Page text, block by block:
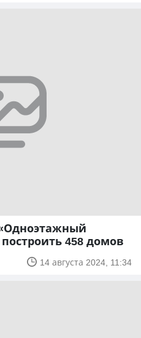
458 домов
14 августа 2024, 11:34